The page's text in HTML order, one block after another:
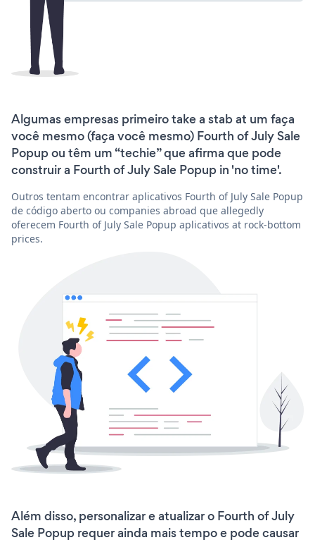
Algumas empresas primeiro take a stab at um faça
você mesmo (faça você mesmo) Fourth of July Sale
Popup ou têm um “techie” que afirma que pode
construir a Fourth of July Sale Popup in 'no time'.
Outros tentam encontrar aplicativos Fourth of July Sale Popup
de código aberto ou companies abroad que allegedly
oferecem Fourth of July Sale Popup aplicativos at rock-bottom
prices.
Além disso, personalizar e atualizar o Fourth of July
Sale Popup requer ainda mais tempo e pode causar